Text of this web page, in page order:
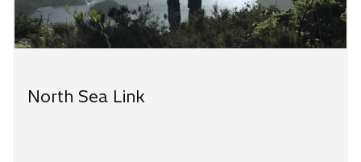
North Sea Link